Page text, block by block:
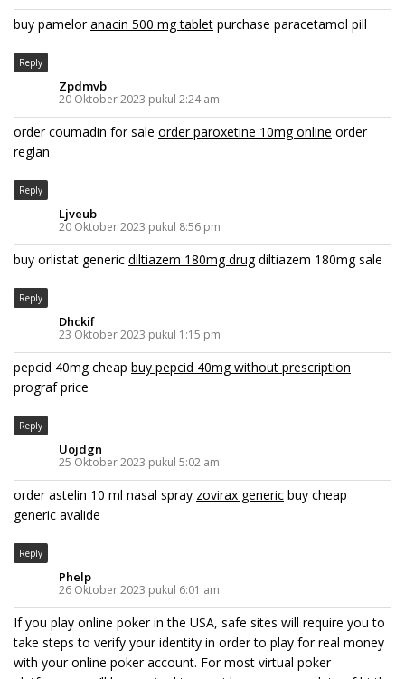
buy pameloranacin 500 mg tablet purchase paracetamol pill
Reply
Zpdmvb
20 Oktober 2023 pukul 2:24 am
order coumadin for sale order paroxetine 10mg online order
reglan
Reply
Ljveub
20 Oktober 2023 pukul 8:56 pm
buy orlistat generic diltiazem 180mg drugdiltiazem 180mg sale
Reply
Dhckif
23 Oktober 2023 pukul 1:15 pm
pepcid 40mg cheap buy pepcid 40mg without prescription
prograf price
Reply
Uojdgn
25 Oktober 2023 pukul 5:02 am
order astelin 10 ml nasal spray zovirax generic buy cheap
generic avalide
Reply
Phelp
26 Oktober 2023 pukul 6:01 am
If you play online poker in the USA, safe sites will require you to
take steps to verify your identity in order to play for real money
with your online poker account. For most virtual poker